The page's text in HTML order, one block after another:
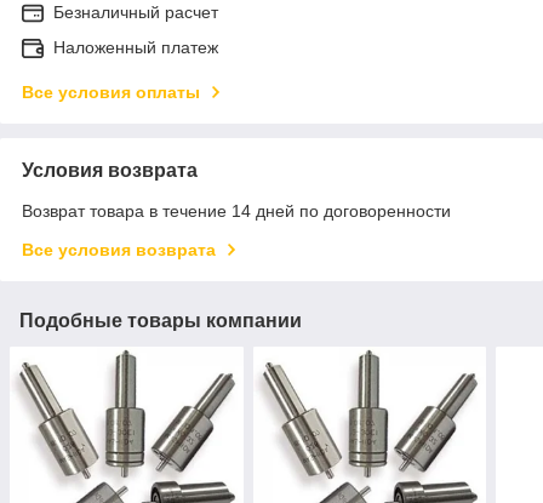
Безналичный расчет
Наложенный платеж
Все условия оплаты
Условия возврата
Возврат товара в течение 14 дней по договоренности
Все условия возврата
Подобные товары компании